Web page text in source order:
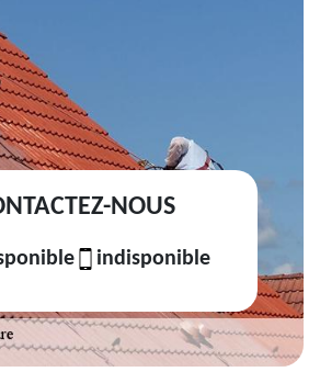
NOUS
indisponible